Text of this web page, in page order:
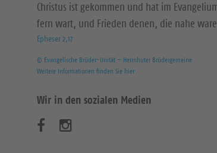
Christus ist gekommen und hat im
fern wart, und Frieden denen, die nahe
Epheser 2,17
© Evangelische Brüder-Unität – Herrnhuter Brüdergemeine
Weitere Informationen finden Sie hier
Wir in den sozialen Medien